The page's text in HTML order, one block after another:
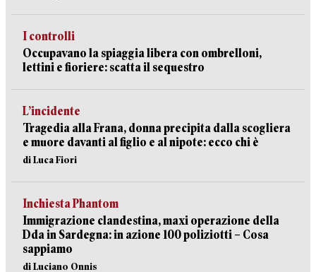
I controlli
Occupavano la spiaggia libera con ombrelloni,
lettini e fioriere: scatta il sequestro
L’incidente
Tragedia alla Frana, donna precipita dalla scogliera
e muore davanti al figlio e al nipote: ecco chi è
di Luca Fiori
Inchiesta Phantom
Immigrazione clandestina, maxi operazione della
Dda in Sardegna: in azione 100 poliziotti – Cosa
sappiamo
di Luciano Onnis